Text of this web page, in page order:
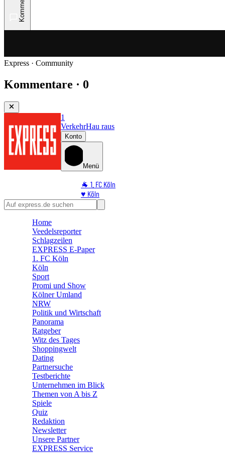
Express · Community
Kommentare · 0
1
VerkehrHau raus
Konto
Menü
🐐 1. FC Köln
♥️ Köln
⭐ Promi
🛒 Shoppingwelt
Home
Veedelsreporter
Schlagzeilen
EXPRESS E-Paper
1. FC Köln
Köln
Sport
Promi und Show
Kölner Umland
NRW
Politik und Wirtschaft
Panorama
Ratgeber
Witz des Tages
Shoppingwelt
Dating
Partnersuche
Testberichte
Unternehmen im Blick
Themen von A bis Z
Spiele
Quiz
Redaktion
Newsletter
Unsere Partner
EXPRESS Service